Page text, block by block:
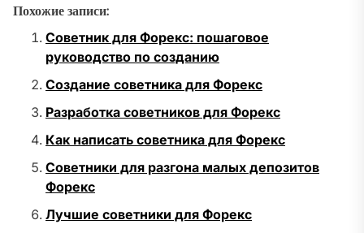
Похожие записи:
Советник для Форекс: пошаговое
руководство по созданию
Создание советника для Форекс
Разработка советников для Форекс
Как написать советника для Форекс
Советники для разгона малых депозитов
Форекс
Лучшие советники для Форекс